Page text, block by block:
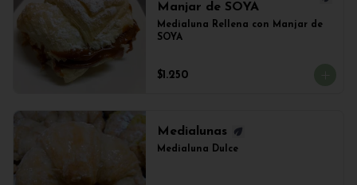
Manjar de SOYA
Medialuna Rellena con Manjar de
SOYA
$1.250
Medialunas
Medialuna Dulce